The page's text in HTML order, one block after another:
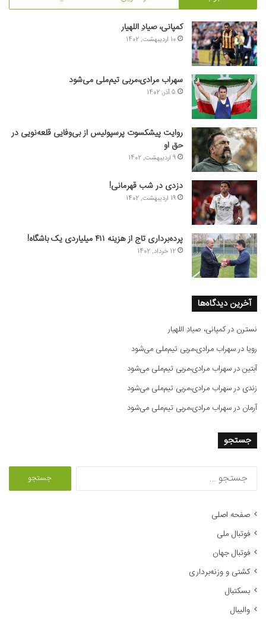
کمپانی، صیادِ اللهیار
10 اردیبهشت, 1402
سهراب مرادی،مربی تیم‌ملی می‌شود
5 آذر, 1402
روایت پیشکسوت پرسپولیس از بی‌وفایی قلعه‌نویی در
حق او
9 اردیبهشت, 1402
دزدی در شب قهرمانی!
19 اردیبهشت, 1402
پرده‌برداری تاج از هزینه ۴۱۱ میلیاردی یک باشگاه!
12 خرداد, 1402
آخرین دیدگاه‌ها
نسترن درکمپانی، صیادِ اللهیار
رویا درسهراب مرادی،مربی تیم‌ملی می‌شود
آبتیندرسهراب مرادی،مربی تیم‌ملی می‌شود
زندی درسهراب مرادی،مربی تیم‌ملی می‌شود
آرمان درسهراب مرادی،مربی تیم‌ملی می‌شود
جستجو
صفحه اصلی
فوتبال ملی
فوتبال جهان
کشتی و وزنه‌برداری
بسکتبال
والیبال